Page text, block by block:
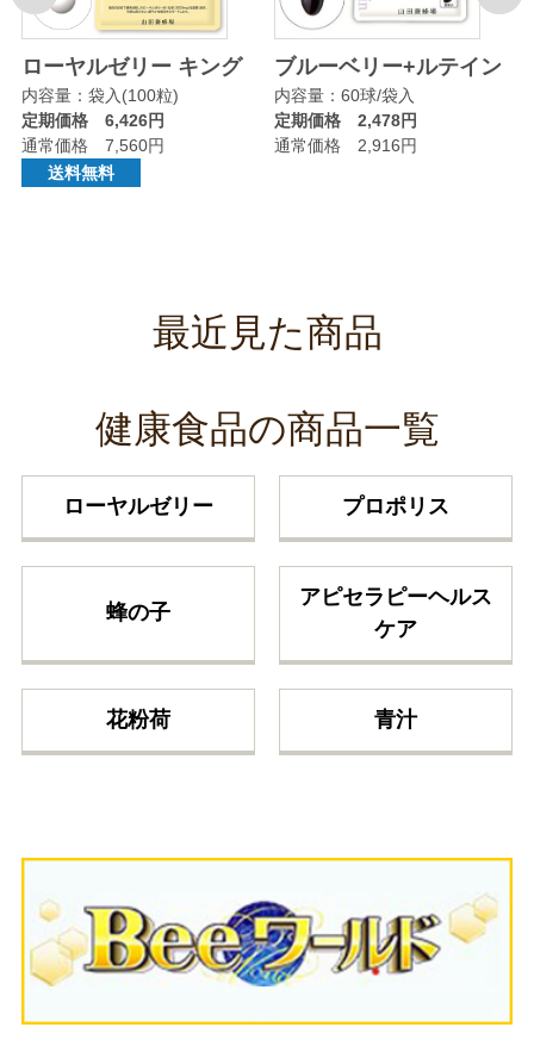
ローヤルゼリー キング
内容量：袋入(100粒)
定期価格 6,426円
通常価格 7,560円
送料無料
ブルーベリー+ルテイン
内容量：60球/袋入
定期価格 2,478円
通常価格 2,916円
最近見た商品
健康食品の商品一覧
ローヤルゼリー プロポリス
蜂の子
アピセラピーヘルス
ケア
花粉荷 青汁